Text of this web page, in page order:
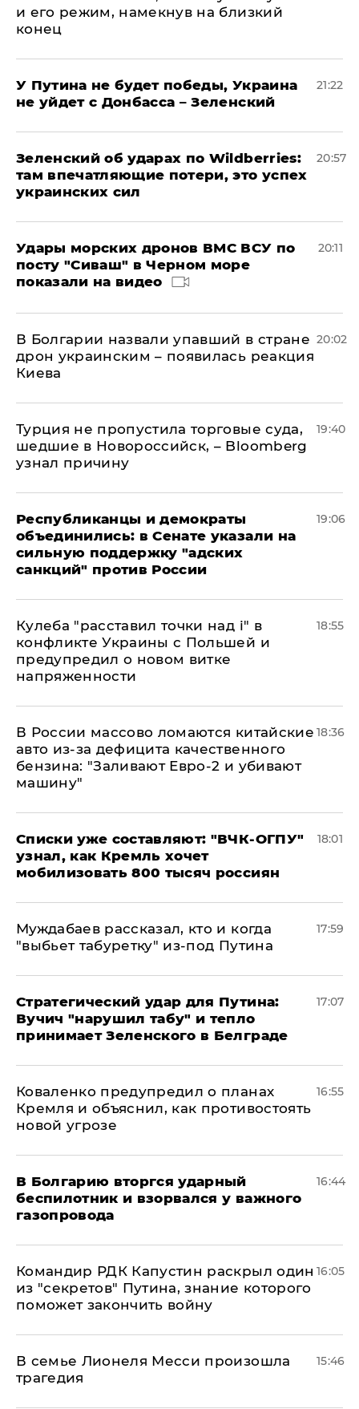
и его режим, намекнув на близкий
конец
У Путина не будет победы, Украина
не уйдет с Донбасса – Зеленский
21:22
Зеленский об ударах по Wildberries:
там впечатляющие потери, это успех
украинских сил
20:57
Удары морских дронов ВМС ВСУ по
посту "Сиваш" в Черном море
показали на видео
20:11
В Болгарии назвали упавший в стране
дрон украинским – появилась реакция
Киева
20:02
Турция не пропустила торговые суда,
шедшие в Новороссийск, – Bloomberg
узнал причину
19:40
Республиканцы и демократы
объединились: в Сенате указали на
сильную поддержку "адских
санкций" против России
19:06
Кулеба "расставил точки над і" в
конфликте Украины с Польшей и
предупредил о новом витке
напряженности
18:55
В России массово ломаются китайские
авто из-за дефицита качественного
бензина: "Заливают Евро-2 и убивают
машину"
18:36
Списки уже составляют: "ВЧК-ОГПУ"
узнал, как Кремль хочет
мобилизовать 800 тысяч россиян
18:01
Муждабаев рассказал, кто и когда
"выбьет табуретку" из-под Путина
17:59
Стратегический удар для Путина:
Вучич "нарушил табу" и тепло
принимает Зеленского в Белграде
17:07
Коваленко предупредил о планах
Кремля и объяснил, как противостоять
новой угрозе
16:55
В Болгарию вторгся ударный
беспилотник и взорвался у важного
газопровода
16:44
Командир РДК Капустин раскрыл один
из "секретов" Путина, знание которого
поможет закончить войну
16:05
В семье Лионеля Месси произошла
трагедия
15:46